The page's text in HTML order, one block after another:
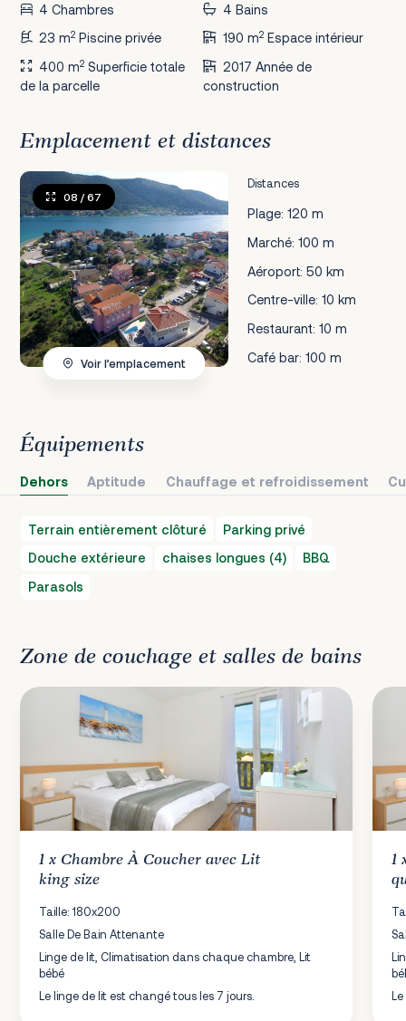
4 Chambres
4 Bains
23 m2 Piscine privée 190 m2Espace intérieur
400 m2 Superficie totale
de la parcelle
2017 Année de
construction
Emplacement et distances
Distances
Plage: 120 m
Marché: 100 m
Aéroport: 50 km
Centre-ville: 10 km
Restaurant: 10 m
Café bar: 100 m
08 / 67
Voir l’emplacement
Équipements
Dehors Aptitude Chauffage et refroidissement
Terrain entièrement clôturé
Parking privé
Douche extérieure
chaises longues (4)
BBQ
Parasols
Zone de couchage et salles de bains
1 x Chambre À Coucheravec Lit
king size
Taille: 180x200
Salle De Bain Attenante
Linge de lit, Climatisation dans chaque chambre, Lit
bébé
Le linge de lit est changé tous les 7 jours.
1